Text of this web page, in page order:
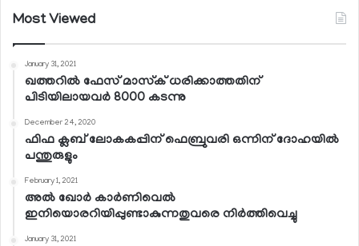
Most Viewed
January 31, 2021
ഖത്തറില്‍ ഫേസ് മാസ്‌ക് ധരിക്കാത്തതിന്
പിടിയിലായവര്‍ 8000 കടന്നു
December 24, 2020
ഫിഫ ക്ലബ് ലോകകപ്പിന് ഫെബ്രുവരി ഒന്നിന് ദോഹയില്‍
പന്തുരുളും
February 1, 2021
അല്‍ ഖോര്‍ കാര്‍ണിവെല്‍
ഇനിയൊരറിയിപ്പുണ്ടാകുന്നതുവരെ നിര്‍ത്തിവെച്ചു
January 31, 2021